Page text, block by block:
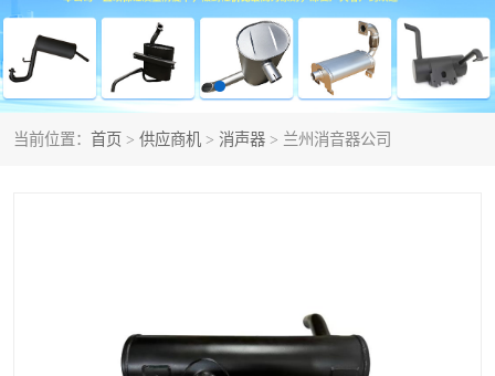
当前位置： 首页 > 供应商机 > 消声器 > 兰州消音器公司